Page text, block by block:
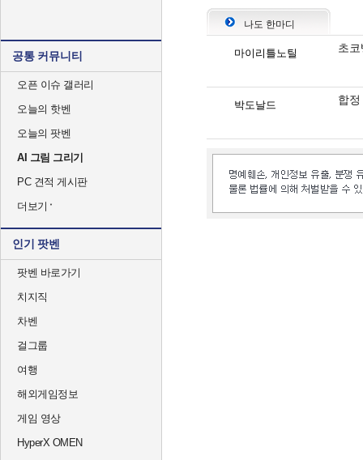
공통 커뮤니티
오픈 이슈 갤러리
오늘의 핫벤
오늘의 팟벤
AI 그림 그리기
PC 견적 게시판
더보기
인기 팟벤
팟벤 바로가기
치지직
차벤
걸그룹
여행
해외게임정보
게임 영상
HyperX OMEN
나도 한마디
마이리틀노틸 초코
박도날드 합